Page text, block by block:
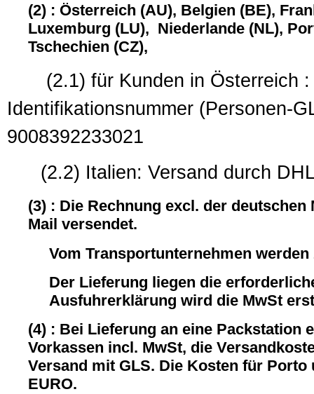
(2) : Österreich (AU), Belgien (BE),
Luxemburg (LU), Niederlande (NL),
Tschechien (CZ),
(2.1) für Kunden in Österreich :
Identifikationsnummer
9008392233021
(2.2) Italien: Versand durch
(3) : Die Rechnung excl. der
Mail versendet.
Vom Transportunternehmen
Der Lieferung liegen die
Ausfuhrerklärung wird die MwSt
(4) : Bei Lieferung an eine Packstation
Vorkassen incl. MwSt, die
Versand mit GLS. Die Kosten für
EURO.